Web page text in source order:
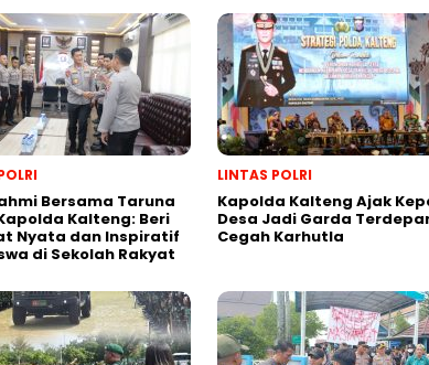
Bersama Taruna
Kalteng: Beri
Nyata dan Inspiratif
di Sekolah Rakyat
LINTAS POLRI
Kapolda Kalteng Ajak
Desa Jadi Garda
Cegah Karhutla